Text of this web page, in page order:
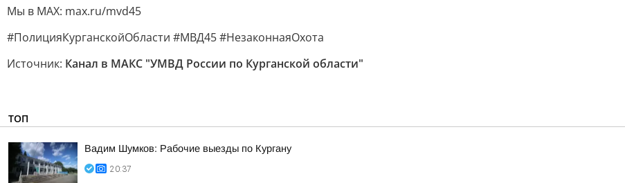
Мы в MAX: max.ru/mvd45
#ПолицияКурганскойОбласти #МВД45 #НезаконнаяОхота
Источник: Канал в МАКС "УМВД России по Курганской области"
ТОП
Вадим Шумков: Рабочие выезды по Кургану
20:37